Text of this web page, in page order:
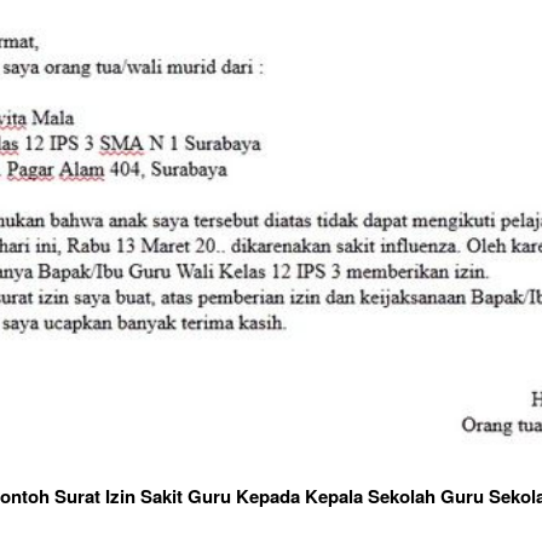
Surat Izin Sakit Guru Kepada Kepala Sekolah Guru